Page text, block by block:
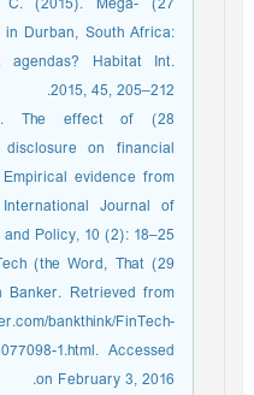
Durban, South Africa:
agendas? Habitat Int.
2015, 45, 205–212.
The effect of
disclosure on financial
evidence from
Journal of
Policy, 10 (2): 18–25.
(the Word, That
Banker. Retrieved from
bankthink/FinTech-
1.html. Accessed
on February 3, 2016.